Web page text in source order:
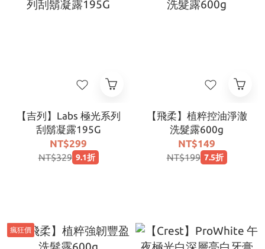
【吉列】Labs 極光系列
刮鬍凝露195G
NT$299
NT$329 9.1折
【飛柔】植粹控油淨澈
洗髮露600g
NT$149
NT$199 7.5折
瘋狂價